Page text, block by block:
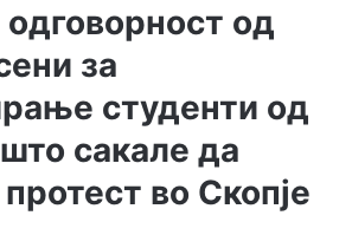
од
за
студенти од
сакале да
во Скопје